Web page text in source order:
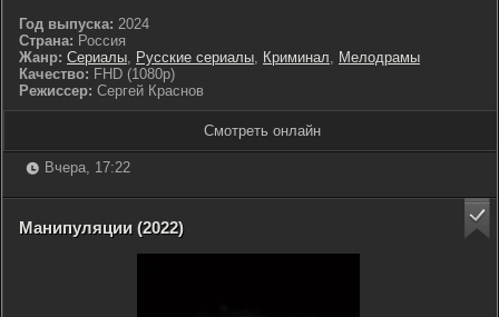
Год выпуска: 2024
Страна: Россия
Жанр: Сериалы, Русские сериалы, Криминал, Мелодрамы
Качество: FHD (1080p)
Режиссер: Сергей Краснов
Смотреть онлайн
Вчера, 17:22
Манипуляции (2022)